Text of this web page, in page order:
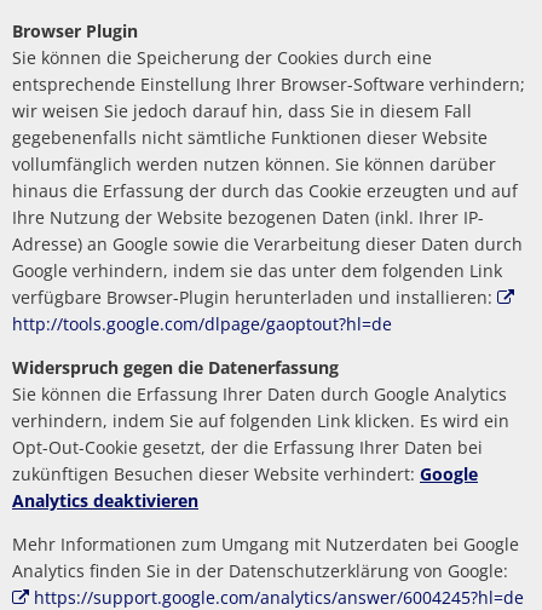
Browser Plugin
Sie können die Speicherung der Cookies durch eine
entsprechende Einstellung Ihrer Browser-Software verhindern;
wir weisen Sie jedoch darauf hin, dass Sie in diesem Fall
gegebenenfalls nicht sämtliche Funktionen dieser Website
vollumfänglich werden nutzen können. Sie können darüber
hinaus die Erfassung der durch das Cookie erzeugten und auf
Ihre Nutzung der Website bezogenen Daten (inkl. Ihrer IP-
Adresse) an Google sowie die Verarbeitung dieser Daten durch
Google verhindern, indem sie das unter dem folgenden Link
verfügbare Browser-Plugin herunterladen und installieren:
http://tools.google.com/dlpage/gaoptout?hl=de
Widerspruch gegen die Datenerfassung
Sie können die Erfassung Ihrer Daten durch Google Analytics
verhindern, indem Sie auf folgenden Link klicken. Es wird ein
Opt-Out-Cookie gesetzt, der die Erfassung Ihrer Daten bei
zukünftigen Besuchen dieser Website verhindert: Google
Analytics deaktivieren
Mehr Informationen zum Umgang mit Nutzerdaten bei Google
Analytics finden Sie in der Datenschutzerklärung von Google:
https://support.google.com/analytics/answer/6004245?hl=de